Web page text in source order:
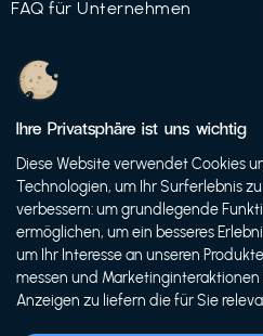
FAQ für Unternehmen
Datenschutz
Nutzungsbedingungen
© 2021 FutureBens GmbH
Ihre Privatsphäre ist uns wichtig
Diese Website verwendet Cookies
Technologien, um Ihr Surferlebnis
verbessern: um grundlegende
ermöglichen, um ein besseres
um Ihr Interesse an unseren
messen und
Anzeigen zu liefern die für Sie